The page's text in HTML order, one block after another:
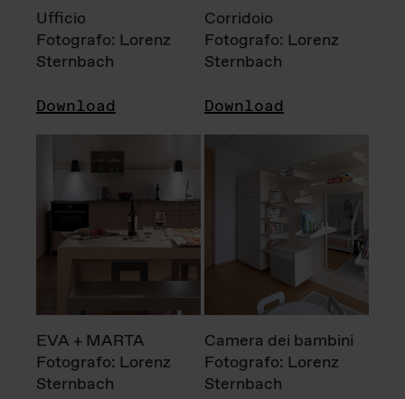
Ufficio
Fotografo: Lorenz
Sternbach
Download
Corridoio
Fotografo: Lorenz
Sternbach
Download
EVA + MARTA
Fotografo: Lorenz
Sternbach
Camera dei bambini
Fotografo: Lorenz
Sternbach